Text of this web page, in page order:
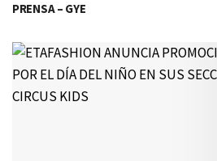
PRENSA – GYE